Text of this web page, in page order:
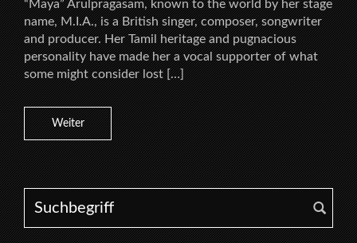
“Maya” Arulpragasam, known to the world by her stage
name, M.I.A., is a British singer, composer, songwriter
and producer. Her Tamil heritage and pugnacious
personality have made her a vocal supporter of what
some might consider lost […]
Weiter
Search for: